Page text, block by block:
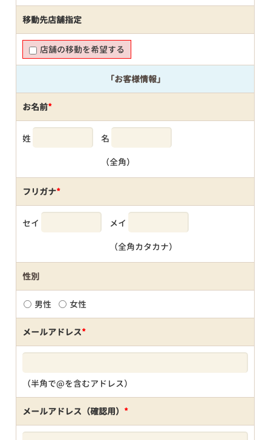
移動先店舗指定
店舗の移動を希望する
「お客様情報」
お名前*
姓 名
（全角）
フリガナ*
セイ メイ
（全角カタカナ）
性別
男性 女性
メールアドレス*
（半角で@を含むアドレス）
メールアドレス（確認用） *